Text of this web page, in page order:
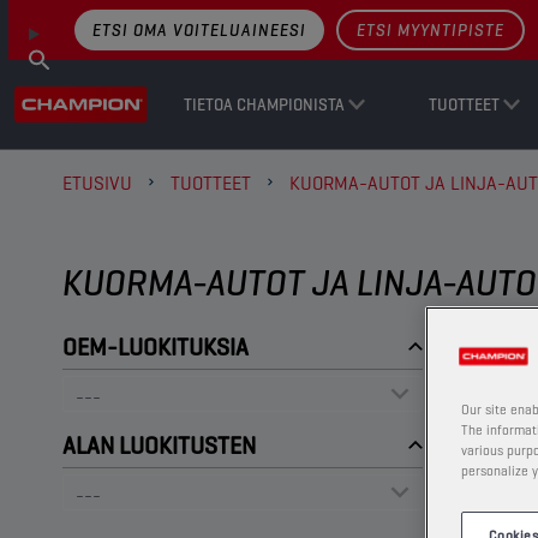
TIETOA CHAMPIONISTA TUOTTEET
ETSI OMA VOITELUAINEESI ETSI MYYNTIPISTE
ETUSIVU TUOTTEET KUORMA-AUTOT JA LINJA-
KUORMA-AUTOT JA LINJA-
OEM-LUOKITUKSIA
ALAN LUOKITUSTEN
Our site
The
various
personalize